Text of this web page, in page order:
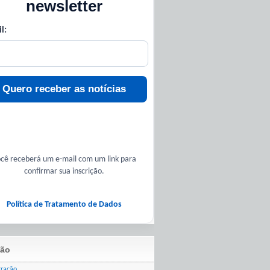
newsletter
Quero receber as notícias
receberá um e-mail com um link para
confirmar sua inscrição.
Política de Tratamento de Dados